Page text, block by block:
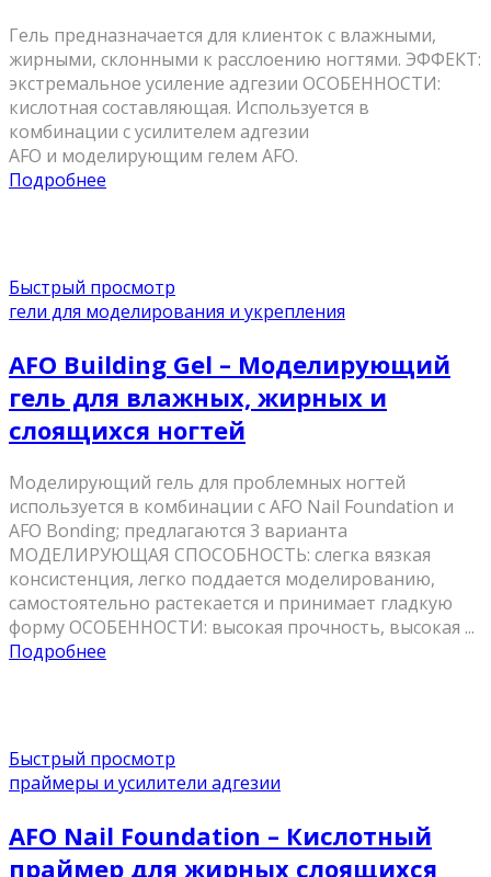
Гель предназначается для клиенток с влажными,
жирными, склонными к расслоению ногтями. ЭФФЕКТ:
экстремальное усиление адгезии ОСОБЕННОСТИ:
кислотная составляющая. Используется в
комбинации с усилителем адгезии
AFO и моделирующим гелем AFO.
Подробнее
Быстрый просмотр
гели для моделирования и укрепления
AFO Building Gel – Моделирующий
гель для влажных, жирных и
слоящихся ногтей
Моделирующий гель для проблемных ногтей
используется в комбинации с AFO Nail Foundation и
AFO Bonding; предлагаются 3 варианта
МОДЕЛИРУЮЩАЯ СПОСОБНОСТЬ: слегка вязкая
консистенция, легко поддается моделированию,
самостоятельно растекается и принимает гладкую
форму ОСОБЕННОСТИ: высокая прочность, высокая ...
Подробнее
Быстрый просмотр
праймеры и усилители адгезии
AFO Nail Foundation – Кислотный
праймер для жирных слоящихся